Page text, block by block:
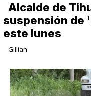
Alcalde de
suspensión de
este lunes
Gillian